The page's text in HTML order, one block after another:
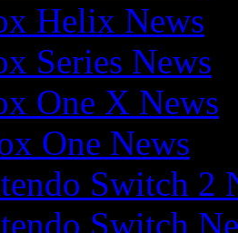
Helix News
Series News
One X News
One News
Switch 2
Switch